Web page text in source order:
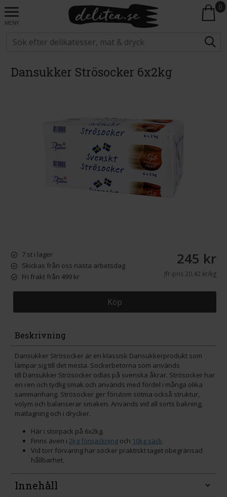
MENY
0
Dansukker Strösocker 6x2kg
7 st i lager
Skickas från oss nästa arbetsdag
Fri frakt från 499 kr
245 kr
Jfr-pris20,42 kr/kg
Köp
Beskrivning
Dansukker Strösocker är en klassisk Dansukkerprodukt som
lämpar sig till det mesta. Sockerbetorna som används
till Dansukker Strösocker odlas på svenska åkrar. Strösocker har
en ren och tydlig smak och används med fördel i många olika
sammanhang. Strösocker ger förutom sötma också struktur,
volym och balanserar smaken. Används vid all sorts bakning,
matlagning och i drycker.
Här i storpack på 6x2kg.
Finns även i 2kg förpackning och 10kg säck.
Vid torr förvaring har socker praktiskt taget obegränsad
hållbarhet.
Innehåll